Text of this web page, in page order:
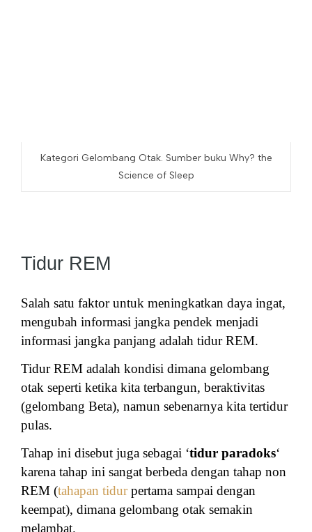
Kategori Gelombang Otak. Sumber buku Why? the
Science of Sleep
Tidur REM
Salah satu faktor untuk meningkatkan daya ingat,
mengubah informasi jangka pendek menjadi
informasi jangka panjang adalah tidur REM.
Tidur REM adalah kondisi dimana gelombang
otak seperti ketika kita terbangun, beraktivitas
(gelombang Beta), namun sebenarnya kita tertidur
pulas.
Tahap ini disebut juga sebagai ‘tidur paradoks‘
karena tahap ini sangat berbeda dengan tahap non
REM (tahapan tidurpertama sampai dengan
keempat), dimana gelombang otak semakin
melambat.